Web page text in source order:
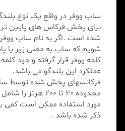
ساب ووفر در واقع یک نوع
برای پخش فرکاس های پایین
شده است .اگر به نام ساب
شویم که ساب به معنی زیر یا
کلمه ووفر قرار گرفته و خود
عملکرد این بلندگو می باشد.
فرکانسهای پخش شده توسط
محدوده 20 تا 200
مورد استفاده ممکن است کمی
ذکر شده باشد .